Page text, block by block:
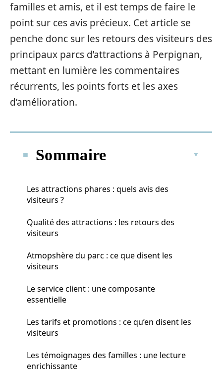
familles et amis, et il est temps de faire le
point sur ces avis précieux. Cet article se
penche donc sur les retours des visiteurs des
principaux parcs d’attractions à Perpignan,
mettant en lumière les commentaires
récurrents, les points forts et les axes
d’amélioration.
Sommaire
Les attractions phares : quels avis des
visiteurs ?
Qualité des attractions : les retours des
visiteurs
Atmopshère du parc : ce que disent les
visiteurs
Le service client : une composante
essentielle
Les tarifs et promotions : ce qu’en disent les
visiteurs
Les témoignages des familles : une lecture
enrichissante